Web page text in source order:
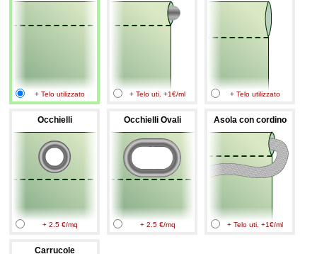
+ Telo utilizzato + Telo uti. +1€/ml + Telo utilizzato
Occhielli
+ 2.5 €/mq
Occhielli Ovali
+ 2.5 €/mq
Asola con cordino
+ Telo uti. +1€/ml
Carrucole